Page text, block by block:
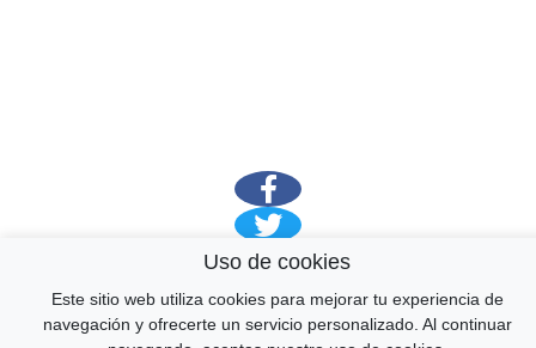
↑
Uso de cookies
Este sitio web utiliza cookies para mejorar tu experiencia de
navegación y ofrecerte un servicio personalizado. Al continuar